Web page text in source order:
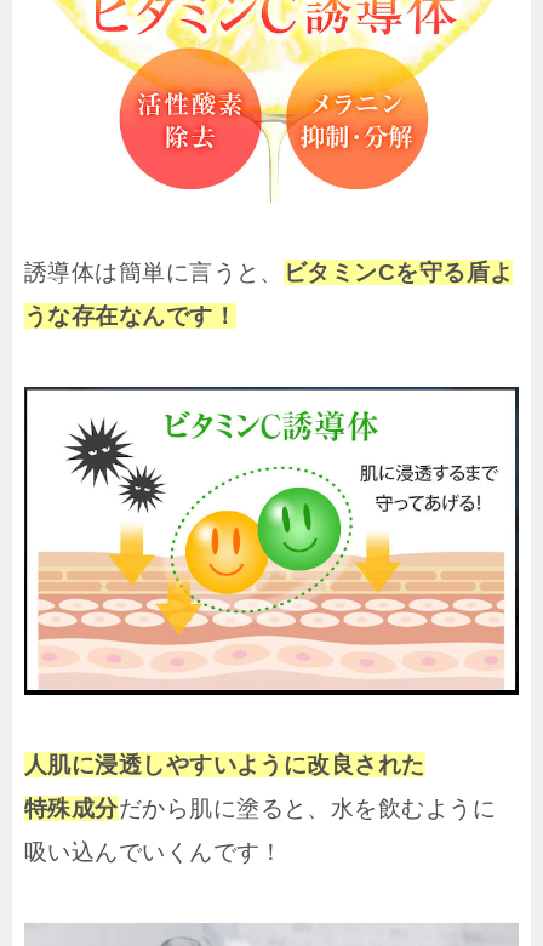
誘導体は簡単に言うと、
ビタミンCを守る盾よ
うな存在なんです！
人肌に浸透しやすいように改良された
特殊成分だから肌に塗ると、水を飲むように
吸い込んでいくんです！